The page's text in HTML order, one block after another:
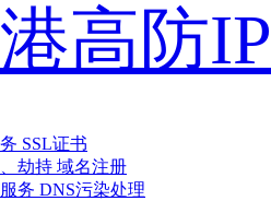
高防IP
SSL证书
劫持 域名注册
务 DNS污染处理